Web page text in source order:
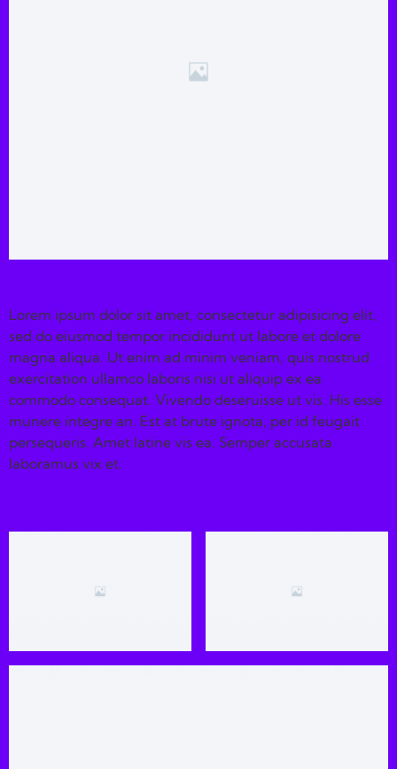
Lorem ipsum dolor sit amet, consectetur adipisicing elit,
sed do eiusmod tempor incididunt ut labore et dolore
magna aliqua. Ut enim ad minim veniam, quis nostrud
exercitation ullamco laboris nisi ut aliquip ex ea
commodo consequat. Vivendo deseruisse ut vis. His esse
munere integre an. Est at brute ignota, per id feugait
persequeris. Amet latine vis ea. Semper accusata
laboramus vix et.